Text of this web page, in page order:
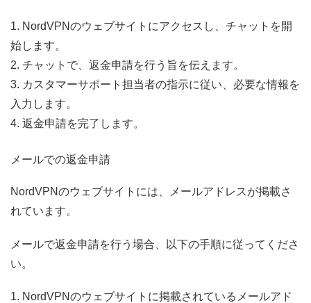
1. NordVPNのウェブサイトにアクセスし、チャットを開
始します。
2. チャットで、返金申請を行う旨を伝えます。
3. カスタマーサポート担当者の指示に従い、必要な情報を
入力します。
4. 返金申請を完了します。
メールでの返金申請
NordVPNのウェブサイトには、メールアドレスが掲載さ
れています。
メールで返金申請を行う場合、以下の手順に従ってくださ
い。
1. NordVPNのウェブサイトに掲載されているメールアド